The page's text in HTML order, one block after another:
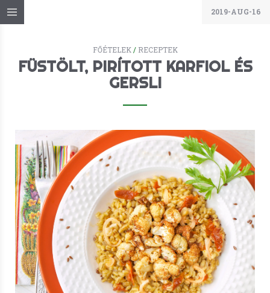
2019-AUG-16
FŐÉTELEK/ RECEPTEK
FÜSTÖLT, PIRÍTOTT KARFIOL ÉS
GERSLI